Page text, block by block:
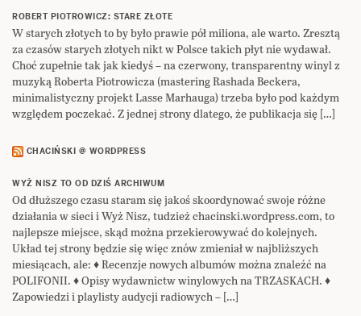
ROBERT PIOTROWICZ: STARE ZŁOTE
W starych złotych to by było prawie pół miliona, ale warto. Zresztą
za czasów starych złotych nikt w Polsce takich płyt nie wydawał.
Choć zupełnie tak jak kiedyś – na czerwony, transparentny winyl z
muzyką Roberta Piotrowicza (mastering Rashada Beckera,
minimalistyczny projekt Lasse Marhauga) trzeba było pod każdym
względem poczekać. Z jednej strony dlatego, że publikacja się […]
CHACIŃSKI @ WORDPRESS
WYŻ NISZ TO OD DZIŚ ARCHIWUM
Od dłuższego czasu staram się jakoś skoordynować swoje różne
działania w sieci i Wyż Nisz, tudzież chacinski.wordpress.com, to
najlepsze miejsce, skąd można przekierowywać do kolejnych.
Układ tej strony będzie się więc znów zmieniał w najbliższych
miesiącach, ale: ♦ Recenzje nowych albumów można znaleźć na
POLIFONII. ♦ Opisy wydawnictw winylowych na TRZASKACH. ♦
Zapowiedzi i playlisty audycji radiowych – […]